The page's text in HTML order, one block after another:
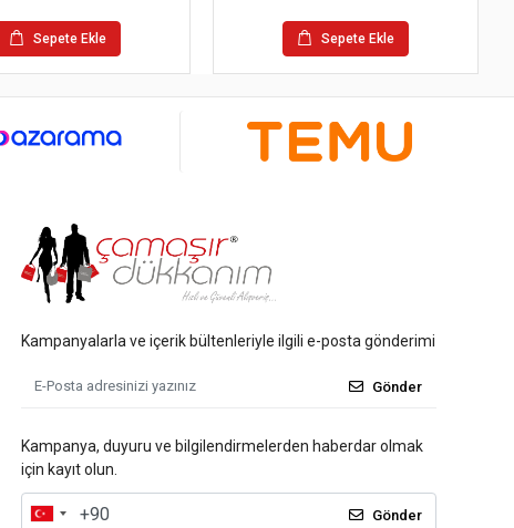
Sepete Ekle Sepete Ekle
Kampanyalarla ve içerik bültenleriyle ilgili e-posta gönderimi
Gönder
Kampanya, duyuru ve bilgilendirmelerden haberdar olmak
için kayıt olun.
Gönder